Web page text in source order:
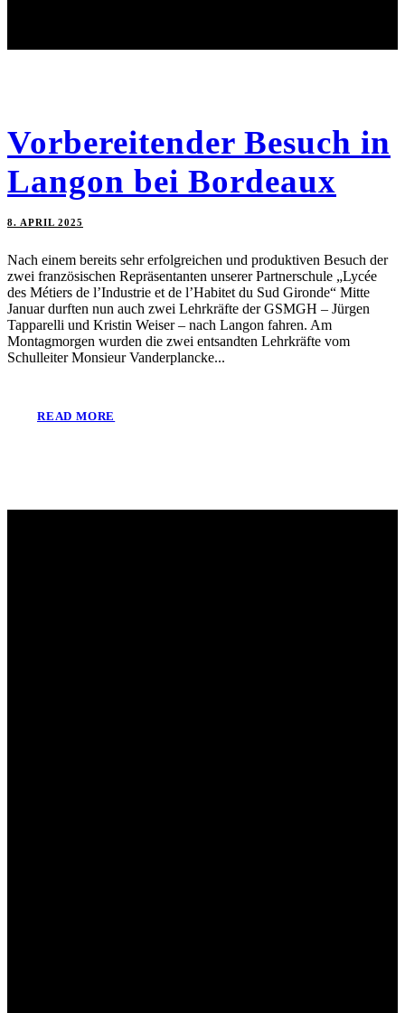
Vorbereitender Besuch in
Langon bei Bordeaux
8. APRIL 2025
Nach einem bereits sehr erfolgreichen und produktiven Besuch der
zwei französischen Repräsentanten unserer Partnerschule „Lycée
des Métiers de l’Industrie et de l’Habitet du Sud Gironde“ Mitte
Januar durften nun auch zwei Lehrkräfte der GSMGH – Jürgen
Tapparelli und Kristin Weiser – nach Langon fahren. Am
Montagmorgen wurden die zwei entsandten Lehrkräfte vom
Schulleiter Monsieur Vanderplancke...
READ MORE